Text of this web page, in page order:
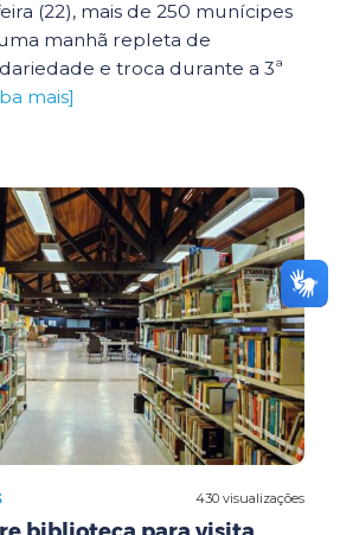
(22), mais de 250 munícipes
manhã repleta de
e troca durante a 3ª
mais]
430 visualizações